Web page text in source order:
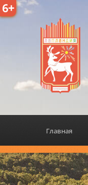
6+
Главная